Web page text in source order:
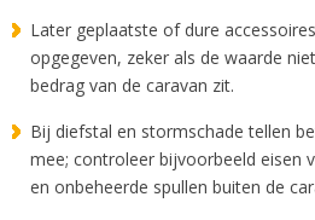
Later geplaatste of dure
opgegeven, zeker als de waarde
bedrag van de caravan zit.
Bij diefstal en stormschade tellen
mee; controleer bijvoorbeeld eisen
en onbeheerde spullen buiten de